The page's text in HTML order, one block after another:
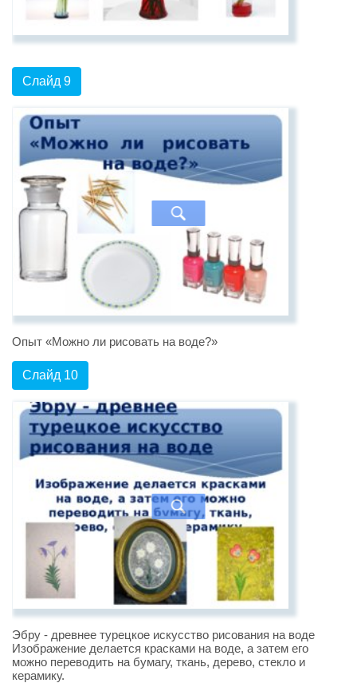
Слайд 9
Опыт «Можно ли рисовать на воде?»
Слайд 10
Эбру - древнее турецкое искусство рисования на воде
Изображение делается красками на воде, а затем его
можно переводить на бумагу, ткань, дерево, стекло и
керамику.